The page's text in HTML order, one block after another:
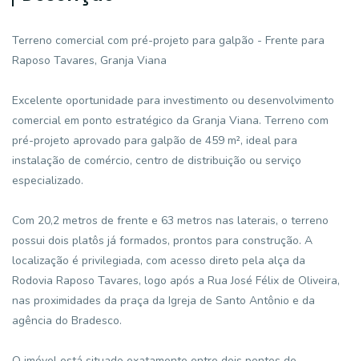
Terreno comercial com pré-projeto para galpão - Frente para
Raposo Tavares, Granja Viana
Excelente oportunidade para investimento ou desenvolvimento
comercial em ponto estratégico da Granja Viana. Terreno com
pré-projeto aprovado para galpão de 459 m², ideal para
instalação de comércio, centro de distribuição ou serviço
especializado.
Com 20,2 metros de frente e 63 metros nas laterais, o terreno
possui dois platôs já formados, prontos para construção. A
localização é privilegiada, com acesso direto pela alça da
Rodovia Raposo Tavares, logo após a Rua José Félix de Oliveira,
nas proximidades da praça da Igreja de Santo Antônio e da
agência do Bradesco.